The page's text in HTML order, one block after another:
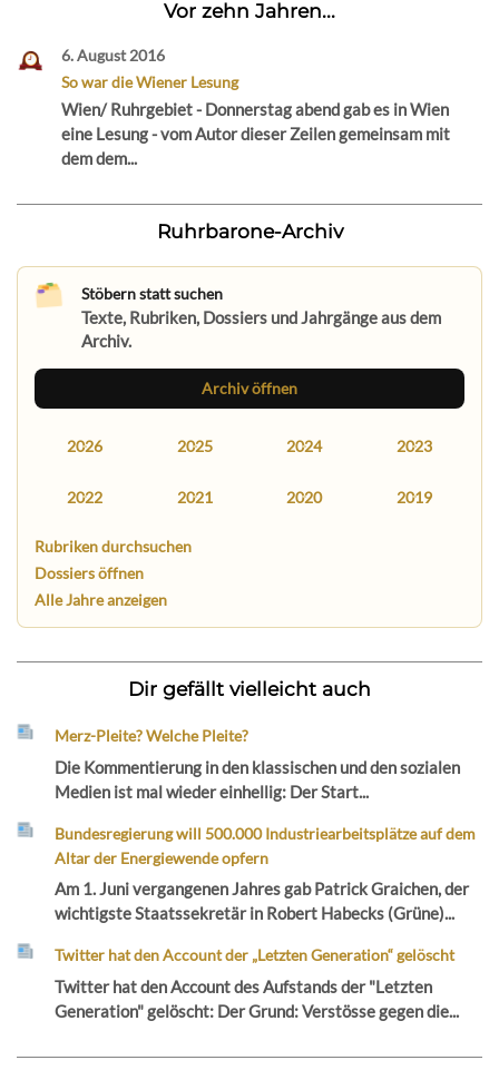
Vor zehn Jahren...
6. August 2016
So war die Wiener Lesung
Wien/ Ruhrgebiet - Donnerstag abend gab es in Wien
eine Lesung - vom Autor dieser Zeilen gemeinsam mit
dem dem...
Ruhrbarone-Archiv
Stöbern statt suchen
Texte, Rubriken, Dossiers und Jahrgänge aus dem
Archiv.
Archiv öffnen
2026 2025 2024 2023
2022 2021 2020 2019
Rubriken durchsuchen
Dossiers öffnen
Alle Jahre anzeigen
Dir gefällt vielleicht auch
Merz-Pleite? Welche Pleite?
Die Kommentierung in den klassischen und den sozialen
Medien ist mal wieder einhellig: Der Start...
Bundesregierung will 500.000 Industriearbeitsplätze auf dem
Altar der Energiewende opfern
Am 1. Juni vergangenen Jahres gab Patrick Graichen, der
wichtigste Staatssekretär in Robert Habecks (Grüne)...
Twitter hat den Account der „Letzten Generation“ gelöscht
Twitter hat den Account des Aufstands der "Letzten
Generation" gelöscht: Der Grund: Verstösse gegen die...